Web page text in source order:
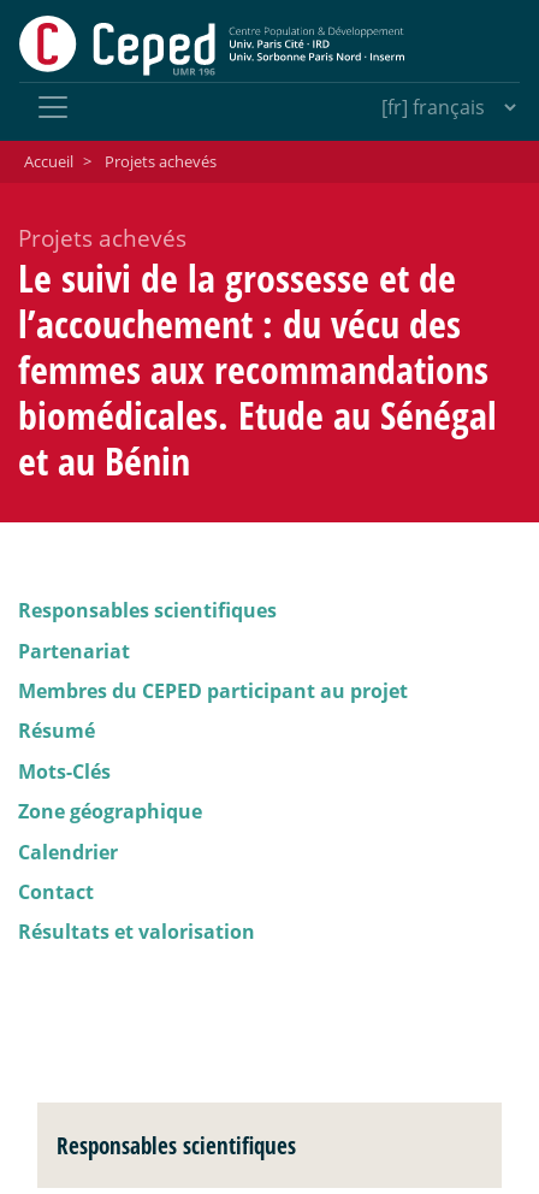
Accueil > Projets achevés
Projets achevés
Le suivi de la grossesse et de
l’accouchement : du vécu des
femmes aux recommandations
biomédicales. Etude au Sénégal
et au Bénin
Responsables scientifiques
Partenariat
Membres du CEPED participant au projet
Résumé
Mots-Clés
Zone géographique
Calendrier
Contact
Résultats et valorisation
Responsables scientifiques